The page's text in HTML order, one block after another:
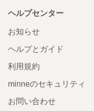
ヘルプセンター
お知らせ
ヘルプとガイド
利用規約
minneのセキュリティ
お問い合わせ